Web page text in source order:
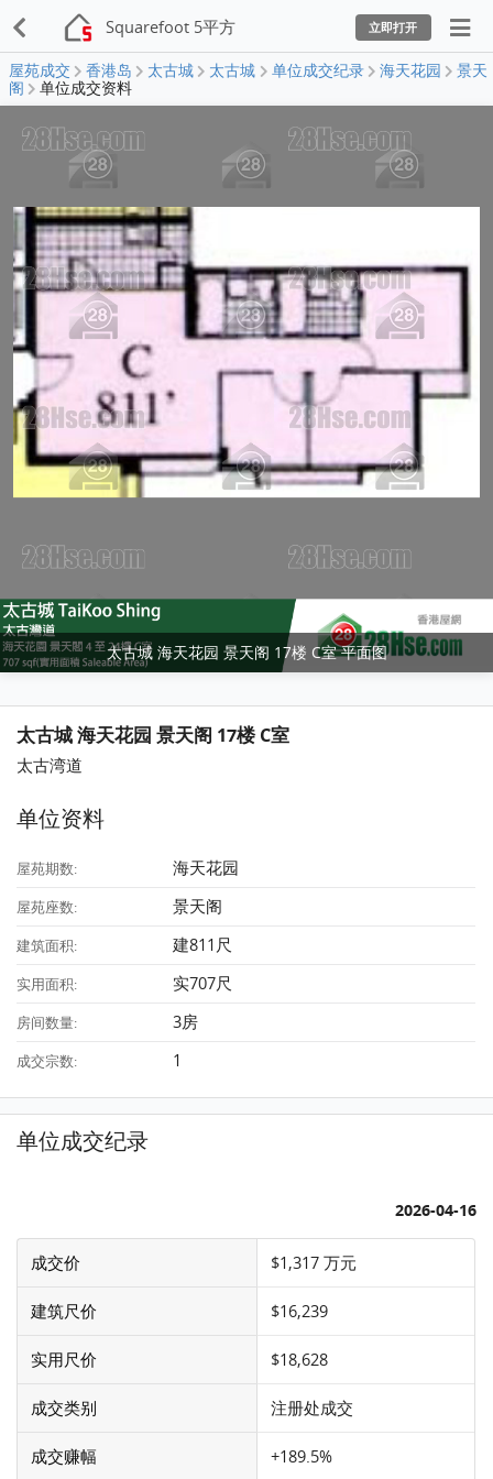
Squarefoot 5平方 立即打开
屋苑成交 香港岛 太古城 太古城 单位成交纪录 海天花园
景天
阁
单位成交资料
太古城 海天花园 景天阁 17楼 C室 平面图
太古城 海天花园 景天阁 17楼 C室
太古湾道
单位资料
屋苑期数: 海天花园
屋苑座数: 景天阁
建筑面积: 建811尺
实用面积: 实707尺
房间数量: 3房
成交宗数: 1
单位成交纪录
2026-04-16
成交价 $1,317 万元
建筑尺价 $16,239
实用尺价 $18,628
成交类别 注册处成交
成交赚幅 +189.5%